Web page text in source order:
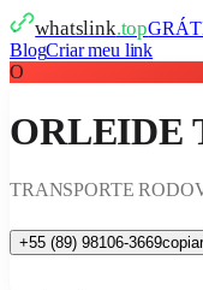
whatslink.top
BlogCriar meu link
O
ORLEIDE
TRANSPORTE
+55 (89) 98106-3669copiar